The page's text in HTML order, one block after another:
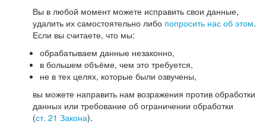
Вы в любой момент можете исправить свои данные,
удалить их самостоятельно либо попросить нас об этом.
Если вы считаете, что мы:
обрабатываем данные незаконно,
в большем объёме, чем это требуется,
не в тех целях, которые были озвучены,
вы можете направить нам возражения против обработки
данных или требование об ограничении обработки
(ст. 21 Закона).